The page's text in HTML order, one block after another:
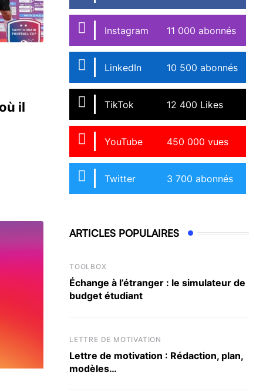
il
Instagram 11 000 abonnés
LinkedIn 10 500 abonnés
TikTok 12 400 Likes
YouTube 450 000 vues
Twitter 3 700 abonnés
ARTICLES POPULAIRES
TOOLBOX
Échange à l’étranger : le simulateur de
budget étudiant
LETTRE DE MOTIVATION
Lettre de motivation : Rédaction, plan,
modèles…